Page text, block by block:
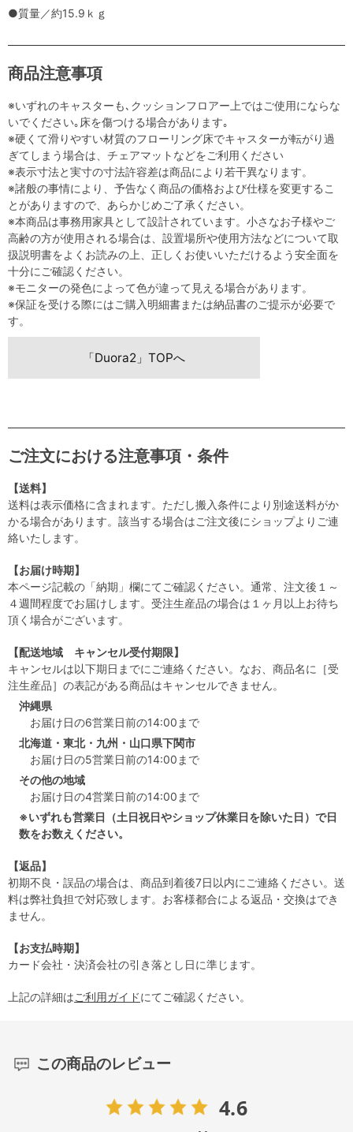
●質量／約15.9ｋｇ
商品注意事項
※いずれのキャスターも､クッションフロアー上ではご使用にならな
いでください｡床を傷つける場合があります｡
※硬くて滑りやすい材質のフローリング床でキャスターが転がり過
ぎてしまう場合は、チェアマットなどをご利用ください
※表示寸法と実寸の寸法許容差は商品により若干異なります。
※諸般の事情により、予告なく商品の価格および仕様を変更するこ
とがありますので、あらかじめご了承ください。
※本商品は事務用家具として設計されています。小さなお子様やご
高齢の方が使用される場合は、設置場所や使用方法などについて取
扱説明書をよくお読みの上、正しくお使いいただけるよう安全面を
十分にご確認ください。
※モニターの発色によって色が違って見える場合があります。
※保証を受ける際にはご購入明細書または納品書のご提示が必要で
す。
「Duora2」TOPへ
ご注文における注意事項・条件
【送料】
送料は表示価格に含まれます。ただし搬入条件により別途送料がか
かる場合があります。該当する場合はご注文後にショップよりご連
絡いたします。
【お届け時期】
本ページ記載の「納期」欄にてご確認ください。通常、注文後１～
４週間程度でお届けします。受注生産品の場合は１ヶ月以上お待ち
頂く場合がございます。
【配送地域 キャンセル受付期限】
キャンセルは以下期日までにご連絡ください。なお、商品名に［受
注生産品］の表記がある商品はキャンセルできません。
沖縄県
お届け日の6営業日前の14:00まで
北海道・東北・九州・山口県下関市
お届け日の5営業日前の14:00まで
その他の地域
お届け日の4営業日前の14:00まで
※いずれも営業日（土日祝日やショップ休業日を除いた日）で日
数をお数えください。
【返品】
初期不良・誤品の場合は、商品到着後7日以内にご連絡ください。送
料は弊社負担で対応致します。お客様都合による返品・交換はでき
ません。
【お支払時期】
カード会社・決済会社の引き落とし日に準じます。
上記の詳細はご利用ガイドにてご確認ください。
この商品のレビュー
4.6